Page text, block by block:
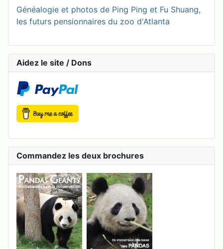
Généalogie et photos de Ping Ping et Fu Shuang,
les futurs pensionnaires du zoo d'Atlanta
Aidez le site / Dons
Commandez les deux brochures